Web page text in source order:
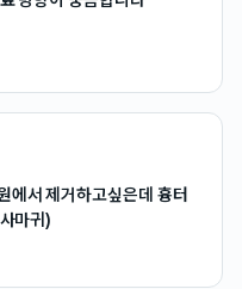
에서 제거하고싶은데 흉터
마귀)